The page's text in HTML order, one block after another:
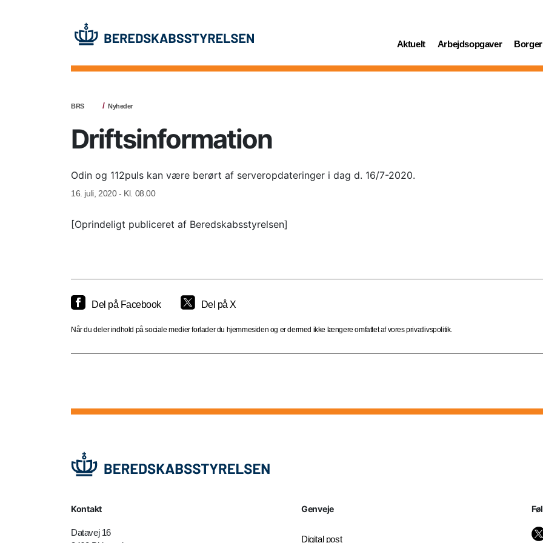
Aktuelt
(current) Arbejdsopgaver
(current) Borger
(current)
BRS Nyheder
Driftsinformation
Odin og 112puls kan være berørt af serveropdateringer i dag d. 16/7-2020.
16. juli, 2020 - Kl. 08.00
[Oprindeligt publiceret af Beredskabsstyrelsen]
Del på Facebook Del på X
Når du deler indhold på sociale medier forlader du hjemmesiden og er dermed ikke længere omfattet af vores privatlivspolitik.
Kontakt
Datavej 16
Genveje
Digital post